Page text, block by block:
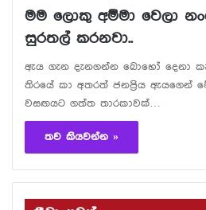
මම ලොකු අම්මා වෙලා
සුරතල් කරනවා..
ඇය ගැන දැනගන්න බොහෝ දෙනා
තිරයේ කා අතරත් ජනප්‍රිය ඇයගෙන්
වසඟයට ගත්ත තාරකාවක්…
තව කියවන්න »